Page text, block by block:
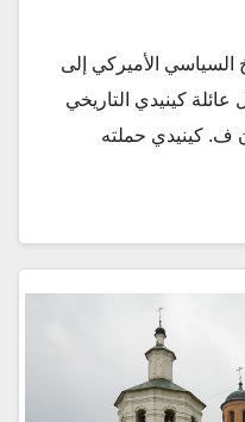
السياسي الأميركي إلى
كينيدي التاريخي
ف. كينيدي حملته